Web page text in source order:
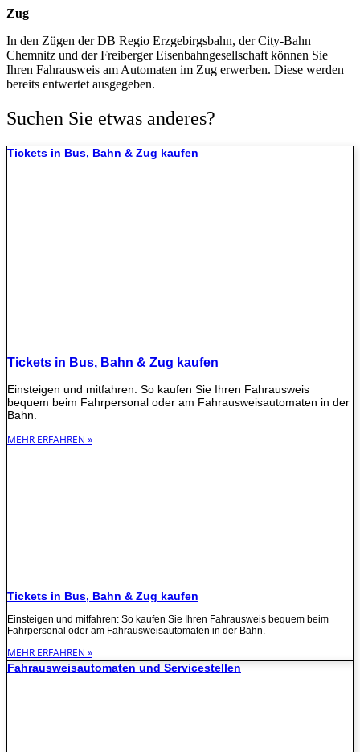
Zug
In den Zügen der DB Regio Erzgebirgsbahn, der City-Bahn
Chemnitz und der Freiberger Eisenbahngesellschaft können Sie
Ihren Fahrausweis am Automaten im Zug erwerben. Diese werden
bereits entwertet ausgegeben.
Suchen Sie etwas anderes?
Tickets in Bus, Bahn & Zug kaufen
Tickets in Bus, Bahn & Zug kaufen
Einsteigen und mitfahren: So kaufen Sie Ihren Fahrausweis
bequem beim Fahrpersonal oder am Fahrausweisautomaten in der
Bahn.
MEHR ERFAHREN »
Tickets in Bus, Bahn & Zug kaufen
Einsteigen und mitfahren: So kaufen Sie Ihren Fahrausweis bequem beim
Fahrpersonal oder am Fahrausweisautomaten in der Bahn.
MEHR ERFAHREN »
Fahrausweisautomaten und Servicestellen